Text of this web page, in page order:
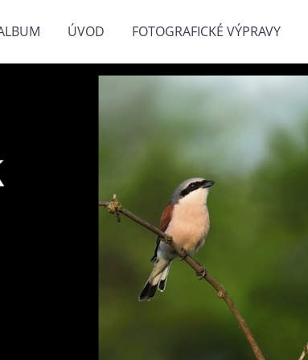
ÚVOD FOTOGRAFICKÉ VÝPRAVY